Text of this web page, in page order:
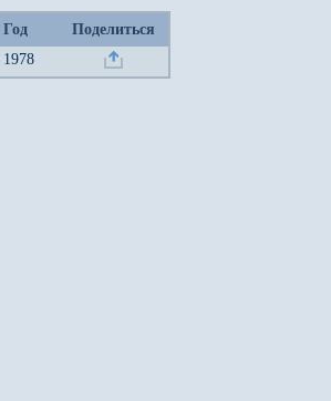
Год
Поделиться
1978